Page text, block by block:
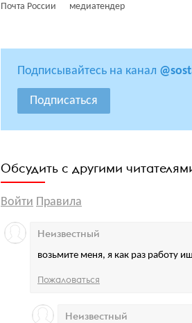
Почта России медиатендер
Подписывайтесь на канал
Подписаться
Обсудить с другими
Войти Правила
возьмите меня, я как раз работу
Неизвестный
Пожаловаться
Неизвестный